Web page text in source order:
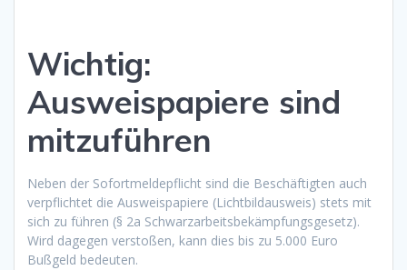
Wichtig:
Ausweispapiere sind
mitzuführen
Neben der Sofortmeldepflicht sind die Beschäftigten auch
verpflichtet die Ausweispapiere (Lichtbildausweis) stets mit
sich zu führen (§ 2a Schwarzarbeitsbekämpfungsgesetz).
Wird dagegen verstoßen, kann dies bis zu 5.000 Euro
Bußgeld bedeuten.